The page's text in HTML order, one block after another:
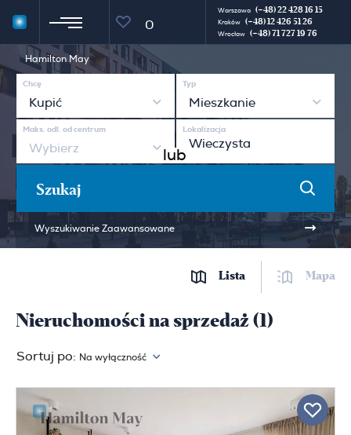
0
Warszawa (+48) 22 428 16 15
Kraków (+48) 12 426 51 26
Wrocław (+48) 71 727 19 76
Hamilton May
Chcę
Kupić
Typ
Mieszkanie
Maks. odl. od centrum
Wybierz lub
Lokalizacja
Szukaj
Wyszukiwanie Zaawansowane
Lista Mapa
Nieruchomości na sprzedaż (1)
Sortuj po: Na wyłączność